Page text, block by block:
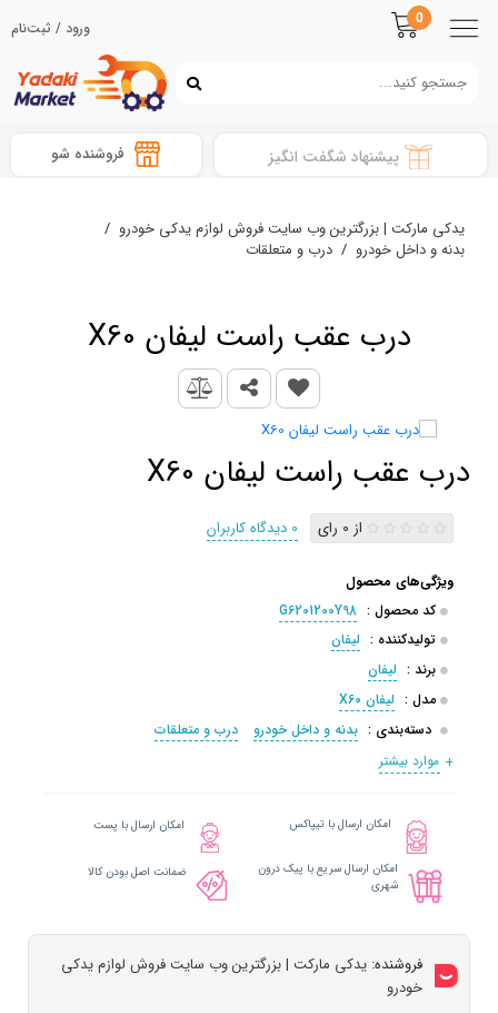
0 ورود / ثبت‌نام
پیشنهاد شگفت انگیز فروشنده شو
یدکی مارکت | بزرگترین وب سایت فروش لوازم یدکی خودرو /
بدنه و داخل خودرو / درب و متعلقات
درب عقب راست لیفان X60
درب عقب راست لیفان X60
از 0 رای 0 دیدگاه کاربران
ویژگی‌های محصول
کد محصول : G6201200Y98
تولیدکننده : لیفان
برند : لیفان
مدل : لیفان X60
دسته‌بندی : بدنه و داخل خودرو
درب و متعلقات
موارد بیشتر
امکان ارسال با تیپاکس امکان ارسال با پست
امکان ارسال سریع با پیک درون
شهری
ضمانت اصل بودن کالا
فروشنده: یدکی مارکت | بزرگترین وب سایت فروش لوازم یدکی
خودرو